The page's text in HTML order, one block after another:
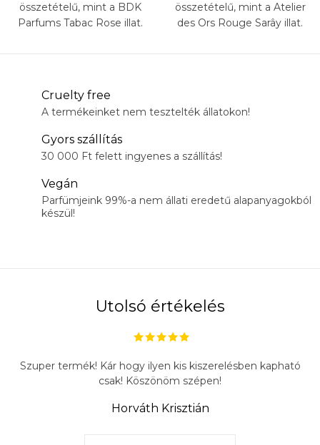
összetételű, mint a BDK
Parfums Tabac Rose illat.
összetételű, mint a Atelier
des Ors Rouge Sarây illat.
Cruelty free
A termékeinket nem tesztelték állatokon!
Gyors szállítás
30 000 Ft felett ingyenes a szállítás!
Vegán
Parfümjeink 99%-a nem állati eredetű alapanyagokból
készül!
Utolsó értékelés
Szuper termék! Kár hogy ilyen kis kiszerelésben kapható
csak! Köszönöm szépen!
Horváth Krisztián